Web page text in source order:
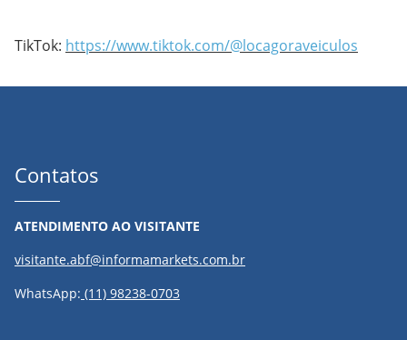
TikTok: https://www.tiktok.com/@locagoraveiculos
Contatos
ATENDIMENTO AO VISITANTE
visitante.abf@informamarkets.com.br
WhatsApp: (11) 98238-0703